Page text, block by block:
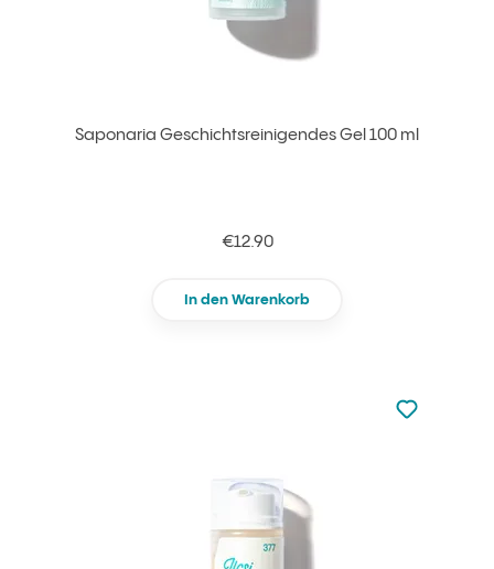
Saponaria Geschichtsreinigendes Gel 100 ml
€12.90
In den Warenkorb
zu den
zu Ihren